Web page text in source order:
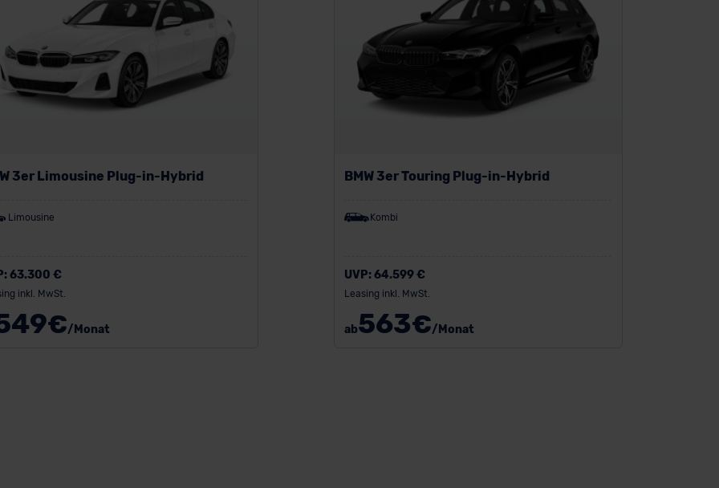
3er Limousine Plug-in-Hybrid
Limousine
63.300 €
inkl. MwSt.
€/Monat
BMW 3er Touring Plug-in-Hybrid
Kombi
UVP:64.599 €
Leasing inkl. MwSt.
ab563€/Monat